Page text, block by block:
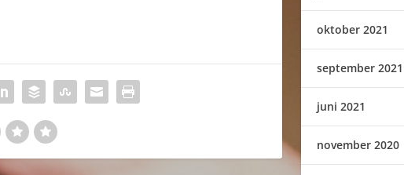
oktober 2021
september 2021
juni 2021
november 2020